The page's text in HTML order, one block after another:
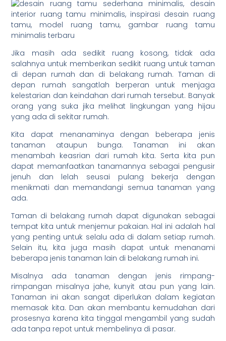
Jika masih ada sedikit ruang kosong, tidak ada
salahnya untuk memberikan sedikit ruang untuk taman
di depan rumah dan di belakang rumah. Taman di
depan rumah sangatlah berperan untuk menjaga
kelestarian dan keindahan dari rumah tersebut. Banyak
orang yang suka jika melihat lingkungan yang hijau
yang ada di sekitar rumah.
Kita dapat menanaminya dengan beberapa jenis
tanaman ataupun bunga. Tanaman ini akan
menambah keasrian dari rumah kita. Serta kita pun
dapat memanfaatkan tanamannya sebagai pengusir
jenuh dan lelah seusai pulang bekerja dengan
menikmati dan memandangi semua tanaman yang
ada.
Taman di belakang rumah dapat digunakan sebagai
tempat kita untuk menjemur pakaian. Hal ini adalah hal
yang penting untuk selalu ada di dalam setiap rumah.
Selain itu, kita juga masih dapat untuk menanami
beberapa jenis tanaman lain di belakang rumah ini.
Misalnya ada tanaman dengan jenis rimpang-
rimpangan misalnya jahe, kunyit atau pun yang lain.
Tanaman ini akan sangat diperlukan dalam kegiatan
memasak kita. Dan akan membantu kemudahan dari
prosesnya karena kita tinggal mengambil yang sudah
ada tanpa repot untuk membelinya di pasar.